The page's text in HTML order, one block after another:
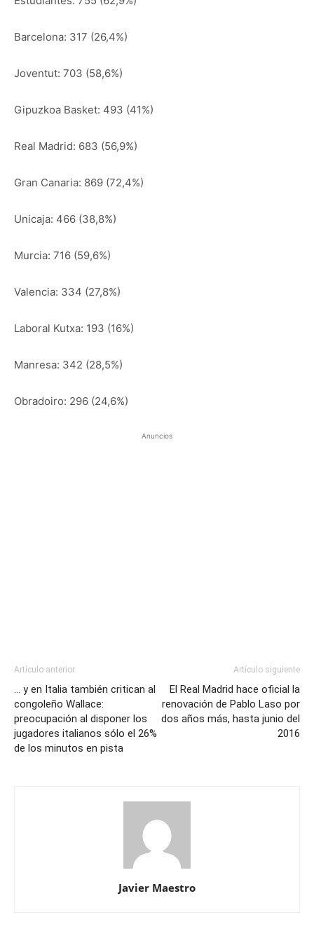
Barcelona: 317 (26,4%)
Joventut: 703 (58,6%)
Gipuzkoa Basket: 493 (41%)
Real Madrid: 683 (56,9%)
Gran Canaria: 869 (72,4%)
Unicaja: 466 (38,8%)
Murcia: 716 (59,6%)
Valencia: 334 (27,8%)
Laboral Kutxa: 193 (16%)
Manresa: 342 (28,5%)
Obradoiro: 296 (24,6%)
Anuncios
Artículo anterior
… y en Italia también critican al
congoleño Wallace:
preocupación al disponer los
jugadores italianos sólo el 26%
de los minutos en pista
Artículo siguiente
El Real Madrid hace oficial la
renovación de Pablo Laso por
dos años más, hasta junio del
2016
Javier Maestro